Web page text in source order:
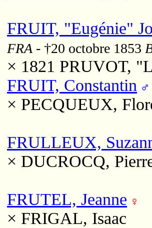
FRUIT, "Eugénie"
FRA - †20 octobre 1853
× 1821 PRUVOT,
FRUIT, Constantin
× PECQUEUX,
FRULLEUX,
× DUCROCQ,
FRUTEL, Jeanne
× FRIGAL, Isaac